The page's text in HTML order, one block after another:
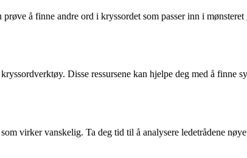
å finne andre ord i kryssordet som passer inn i
Disse ressursene kan hjelpe deg med å finne
virker vanskelig. Ta deg tid til å analysere ledetrådene